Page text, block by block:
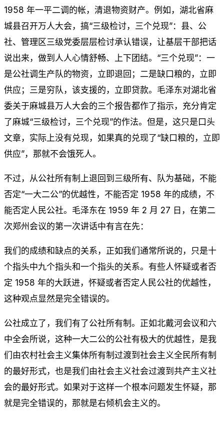
1958 年一平二调的帐，清退物资财产。例如，湖北省麻
城县召开万人大会，搞“三级检讨，三个兑现”：县、公
社、管理区三级党委层层检讨承认错误，让基层干部把话
说出来，做到人人心情舒畅、上下团结。“三个兑现”：一
是公社调生产队的物资，立即退回；二是缺口粮的，立即
供应；三是穷队，该支援的，立即贷款。毛泽东对湖北省
委关于麻城县万人大会的三个报告都作了指示，充分肯定
了麻城“三级检讨，三个兑现”的作法。但是，这只是口头
文章，实际上没有兑现，如果真的兑现了“缺口粮的，立即
供应”，那就不会饿死人。
不过，从公社所有制上退回到三级所有、队为基础，不能
否定“一大二公”的优越性，不能否定 1958 年的成绩，不
能否定人民公社。毛泽东在 1959 年 2 月 27 日，在第二
次郑州会议的第一次讲话中有言在先：
我们的成绩和缺点的关系，正如我们通常所说的，只是十
个指头中九个指头和一个指头的关系。有些人怀疑或者否
定 1958 年的大跃进，怀疑或者否定人民公社的优越性，
这种观点显然是完全错误的。
公社成立了，我们有了公社所有制。正如北戴河会议和六
中全会所说，这种一大二公的公社有极大的优越性，是我
们由农村社会主义集体所有制过渡到社会主义全民所有制
的最好形式，也是我们由社会主义社会过渡到共产主义社
会的最好形式。如果对于这样一个根本问题发生怀疑，那
就是完全错误的，那就是右倾机会主义的。